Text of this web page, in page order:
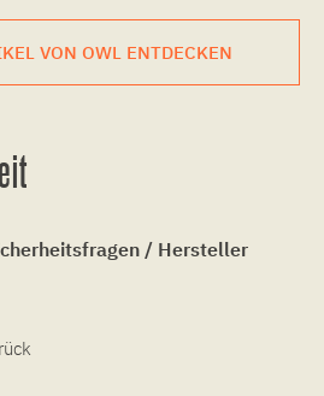
VON OWL ENTDECKEN
/ Hersteller